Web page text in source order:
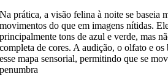
Na prática, a visão felina à noite se baseia
movimentos do que em imagens nítidas.
principalmente tons de azul e verde, mas
completa de cores. A audição, o olfato e
esse mapa sensorial, permitindo que se
penumbra